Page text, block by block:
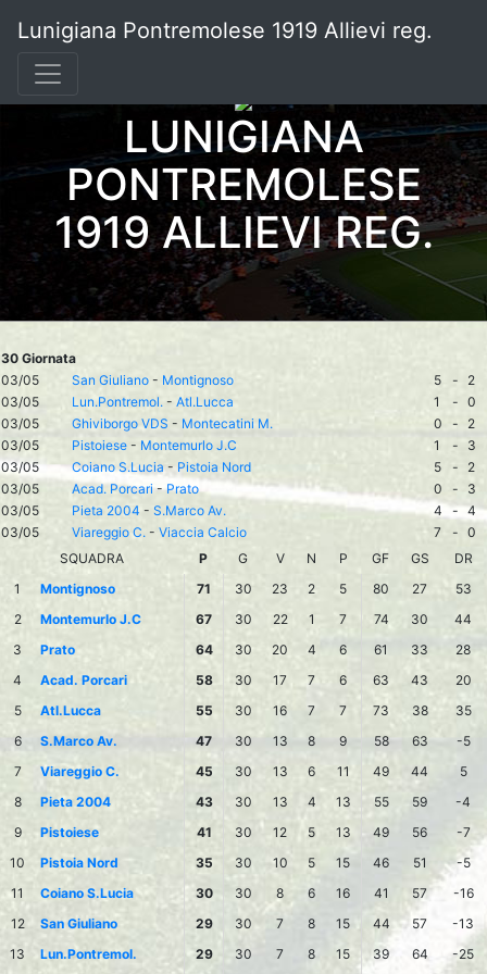
Lunigiana Pontremolese 1919 Allievi reg.
LUNIGIANA
PONTREMOLESE
1919 ALLIEVI REG.
30 Giornata
03/05
San Giuliano - Montignoso 5 -
2
03/05
Lun.Pontremol. - Atl.Lucca 1 - 0
03/05
Ghiviborgo VDS - Montecatini M. 0 -
2
03/05
Pistoiese - Montemurlo J.C 1 -
3
03/05
Coiano S.Lucia - Pistoia Nord 5 -
2
03/05
Acad. Porcari-Prato 0 -
3
03/05
Pieta 2004 - S.Marco Av. 4 - 4
03/05
Viareggio C. - Viaccia Calcio 7 - 0
SQUADRA
P G V N P GF GS
DR
1
Montignoso 71 30 23 2 5 80 27
53
2
Montemurlo J.C 67 30 22 1 7 74 30
44
3
Prato 64 30 20 4 6 61 33
28
4
Acad. Porcari 58 30 17 7 6 63 43
20
5
Atl.Lucca 55 30 16 7 7 73 38
35
6
S.Marco Av. 47 30 13 8 9 58 63
-5
7
Viareggio C. 45 30 13 6 11 49 44
5
8
Pieta 2004 43 30 13 4 13 55 59
-4
9
Pistoiese 41 30 12 5 13 49 56
-7
10
Pistoia Nord 35 30 10 5 15 46 51
-5
11
Coiano S.Lucia 30 30 8 6 16 41 57
-16
12
San Giuliano 29 30 7 8 15 44 57
-13
13
Lun.Pontremol. 29 30 7 8 15 39 64 -25